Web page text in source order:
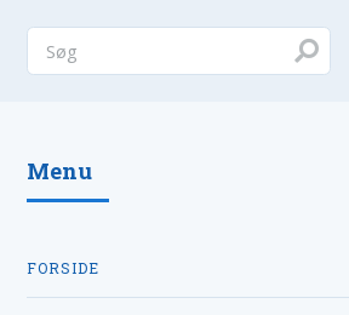
Menu
FORSIDE